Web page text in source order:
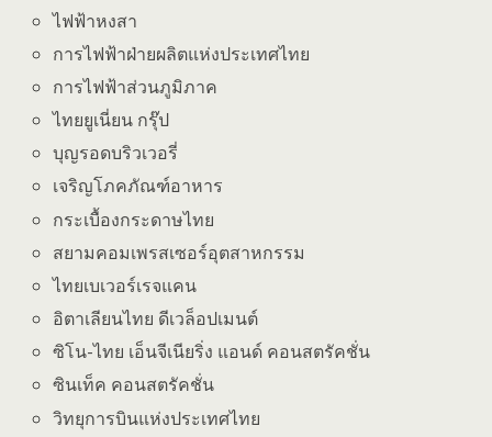
ไฟฟ้าหงสา
การไฟฟ้าฝ่ายผลิตแห่งประเทศไทย
การไฟฟ้าส่วนภูมิภาค
ไทยยูเนี่ยน กรุ๊ป
บุญรอดบริวเวอรี่
เจริญโภคภัณฑ์อาหาร
กระเบื้องกระดาษไทย
สยามคอมเพรสเซอร์อุตสาหกรรม
ไทยเบเวอร์เรจแคน
อิตาเลียนไทย ดีเวล็อปเมนต์
ซิโน-ไทย เอ็นจีเนียริ่ง แอนด์ คอนสตรัคชั่น
ซินเท็ค คอนสตรัคชั่น
วิทยุการบินแห่งประเทศไทย